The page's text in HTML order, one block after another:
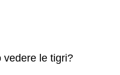
vedere le tigri?